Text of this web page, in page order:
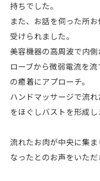
持ちでした。
また、お話を伺った所
受けられました。
美容機器の高周波で内
ローブから微弱電流を
の癒着にアプローチ。
ハンドマッサージで流
をほぐしバストを形成し
流れたお肉が中央に集
なったとのお声をいただ